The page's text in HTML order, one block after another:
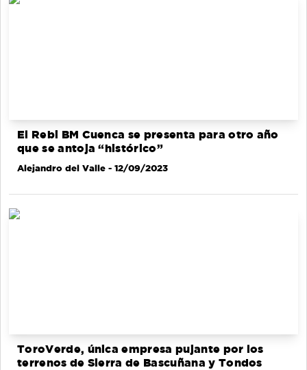
El Rebi BM Cuenca se presenta para otro año
que se antoja “histórico”
Alejandro del Valle - 12/09/2023
ToroVerde, única empresa pujante por los
terrenos de Sierra de Bascuñana y Tondos